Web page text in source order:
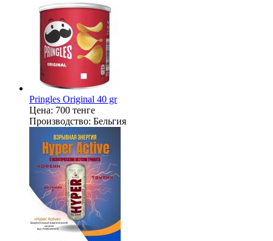
Pringles Original 40 gr
Цена: 700 тенге
Производство: Бельгия